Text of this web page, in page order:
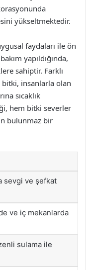
yükseltmektedir.
faydaları ile ön
yapıldığında,
sahiptir. Farklı
insanlarla olan
sıcaklık
hem bitki severler
bulunmaz bir
sevgi ve şefkat
ve iç mekanlarda
sulama ile